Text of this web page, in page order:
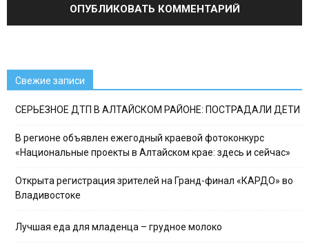
Свежие записи
СЕРЬЕЗНОЕ ДТП В АЛТАЙСКОМ РАЙОНЕ: ПОСТРАДАЛИ ДЕТИ
В регионе объявлен ежегодный краевой фотоконкурс
«Национальные проекты в Алтайском крае: здесь и сейчас»
Открыта регистрация зрителей на Гранд-финал «КАРДО» во
Владивостоке
Лучшая еда для младенца – грудное молоко